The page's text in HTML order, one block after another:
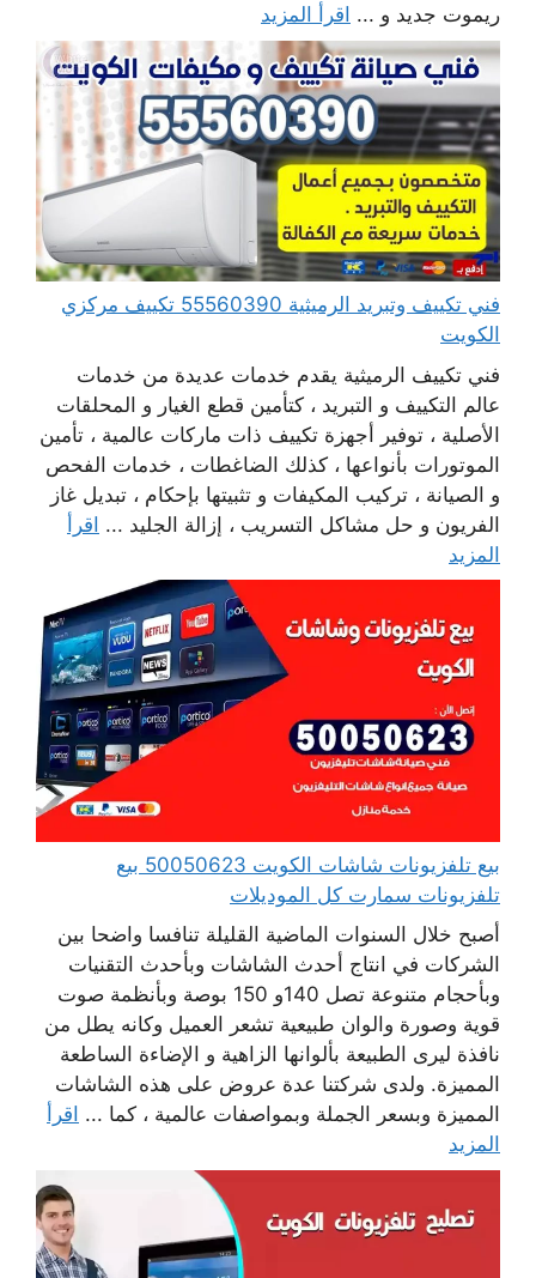
ريموت جديد و ... اقرأ المزيد
فني تكييف وتبريد الرميثية 55560390 تكييف مركزي
الكويت
فني تكييف الرميثية يقدم خدمات عديدة من خدمات
عالم التكييف و التبريد ، كتأمين قطع الغيار و المحلقات
الأصلية ، توفير أجهزة تكييف ذات ماركات عالمية ، تأمين
الموتورات بأنواعها ، كذلك الضاغطات ، خدمات الفحص
و الصيانة ، تركيب المكيفات و تثبيتها بإحكام ، تبديل غاز
الفريون و حل مشاكل التسريب ، إزالة الجليد ... اقرأ
المزيد
بيع تلفزيونات شاشات الكويت 50050623 بيع
تلفزيونات سمارت كل الموديلات
أصبح خلال السنوات الماضية القليلة تنافسا واضحا بين
الشركات في انتاج أحدث الشاشات وبأحدث التقنيات
وبأحجام متنوعة تصل 140و 150 بوصة وبأنظمة صوت
قوية وصورة والوان طبيعية تشعر العميل وكانه يطل من
نافذة ليرى الطبيعة بألوانها الزاهية و الإضاءة الساطعة
المميزة. ولدى شركتنا عدة عروض على هذه الشاشات
المميزة وبسعر الجملة وبمواصفات عالمية ، كما ... اقرأ
المزيد